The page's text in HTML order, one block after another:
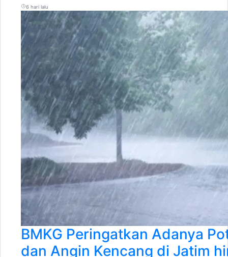
6 hari lalu
BMKG Peringatkan Adanya
dan Angin Kencang di Jatim